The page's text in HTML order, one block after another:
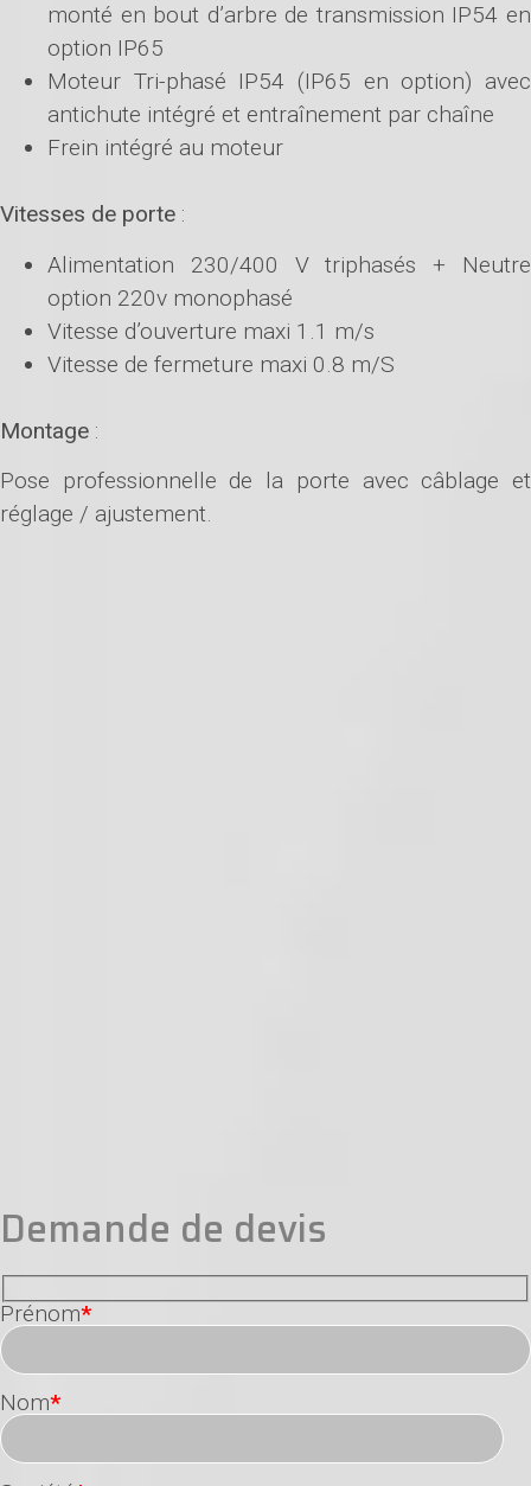
monté en bout d’arbre de transmission IP54 en
option IP65
Moteur Tri-phasé IP54 (IP65 en option) avec
antichute intégré et entraînement par chaîne
Frein intégré au moteur
Vitesses de porte :
Alimentation 230/400 V triphasés + Neutre
option 220v monophasé
Vitesse d’ouverture maxi 1.1 m/s
Vitesse de fermeture maxi 0.8 m/S
Montage :
Pose professionnelle de la porte avec câblage et
réglage / ajustement.
Demande de devis
Prénom*
Nom*